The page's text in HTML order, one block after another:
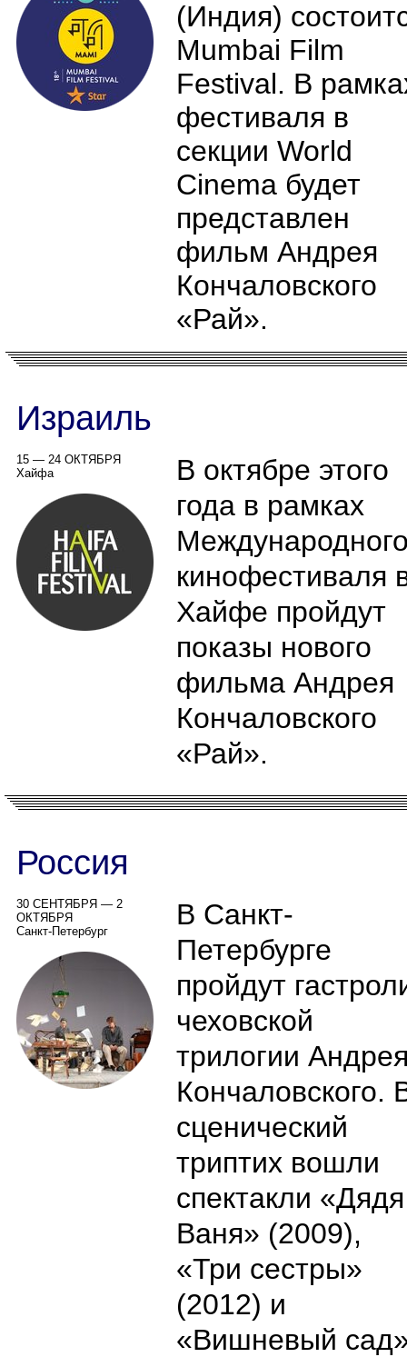
(Индия)
Mumbai Film
Festival. В
фестиваля в
секции World
Cinema будет
представлен
фильм Андрея
Кончаловского
«Рай».
Израиль
15 — 24 ОКТЯБРЯ
Хайфа
В октябре этого
года в рамках
кинофестиваля
Хайфе пройдут
показы нового
фильма Андрея
Кончаловского
«Рай».
Россия
30 СЕНТЯБРЯ — 2
ОКТЯБРЯ
Санкт-Петербург
В Санкт-
Петербурге
пройдут
чеховской
трилогии
Кончаловского.
сценический
триптих вошли
спектакли «Дядя
Ваня» (2009),
«Три сестры»
(2012) и
«Вишневый